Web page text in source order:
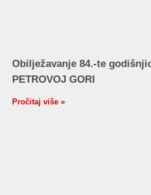
Obilježavanje 84.-te
PETROVOJ GORI
Pročitaj više »